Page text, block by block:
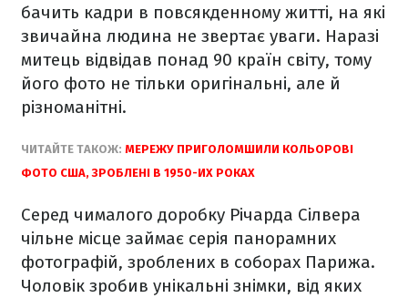
бачить кадри в повсякденному житті, на які
звичайна людина не звертає уваги. Наразі
митець відвідав понад 90 країн світу, тому
його фото не тільки оригінальні, але й
різноманітні.
ЧИТАЙТЕ ТАКОЖ: МЕРЕЖУ ПРИГОЛОМШИЛИ КОЛЬОРОВІ
ФОТО США, ЗРОБЛЕНІ В 1950-ИХ РОКАХ
Серед чималого доробку Річарда Сілвера
чільне місце займає серія панорамних
фотографій, зроблених в соборах Парижа.
Чоловік зробив унікальні знімки, від яких